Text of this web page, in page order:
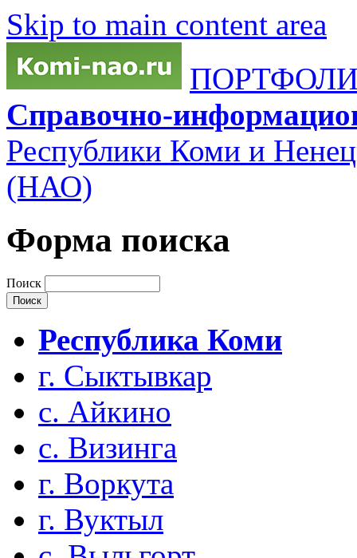
Skip to main content area
Справочно-
Республики Коми и
(НАО)
Форма поиска
Поиск
Республика Коми
г. Сыктывкар
с. Айкино
с. Визинга
г. Воркута
г. Вуктыл